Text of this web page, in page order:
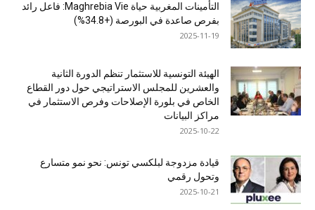
التأمينات المغربية حياة Maghrebia Vie: فاعل رائد
بفرص صاعدة في البورصة (+34.8%)
2025-11-19
الهيئة التونسية للاستثمار تنظم الدورة الثانية
والعشرين للمجلس الاستراتيجي حول دور القطاع
الخاص في بلورة الإصلاحات وفرص الاستثمار في
مراكز البيانات
2025-10-22
قيادة مزدوجة لبلكسي تونس: نحو نمو متسارع
وتحول رقمي
2025-10-21